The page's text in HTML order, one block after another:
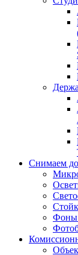
Снимаем
Фоны